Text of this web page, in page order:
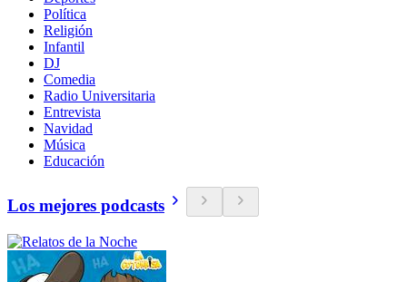
Política
Religión
Infantil
DJ
Comedia
Radio Universitaria
Entrevista
Navidad
Música
Educación
Los mejores podcasts